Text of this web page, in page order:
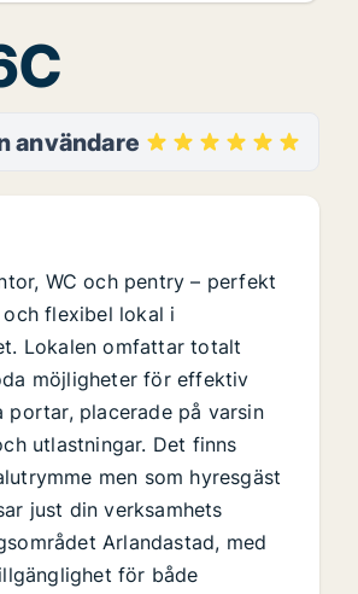
användare
WC och pentry – perfekt
flexibel lokal i
Lokalen omfattar totalt
möjligheter för effektiv
placerade på varsin
utlastningar. Det finns
men som hyresgäst
just din verksamhets
Arlandastad, med
för både